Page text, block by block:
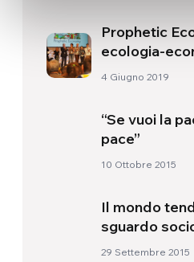
Prophetic
ecologia-
4 Giugno 2019
“Se vuoi la
pace”
10 Ottobre 2015
Il mondo
sguardo
29 Settembre 2015